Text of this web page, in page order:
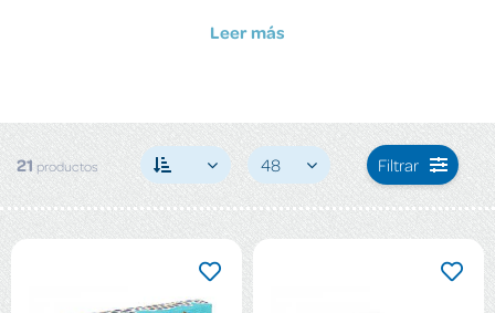
Leer más
21 productos 48 Filtrar